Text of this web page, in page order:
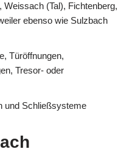
(Tal), Fichtenberg,
ebenso wie Sulzbach
Türöffnungen,
Tresor- oder
und Schließsysteme